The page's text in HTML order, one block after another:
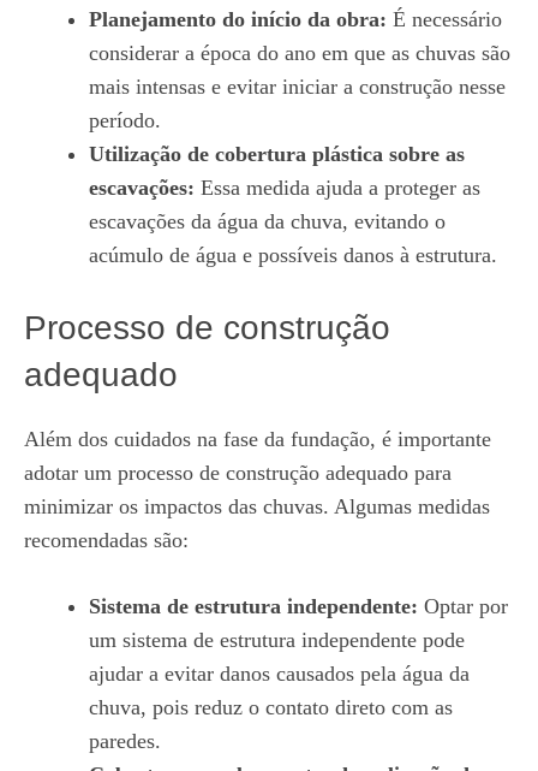
Planejamento do início da obra: É necessário
considerar a época do ano em que as chuvas são
mais intensas e evitar iniciar a construção nesse
período.
Utilização de cobertura plástica sobre as
escavações: Essa medida ajuda a proteger as
escavações da água da chuva, evitando o
acúmulo de água e possíveis danos à estrutura.
Processo de construção
adequado
Além dos cuidados na fase da fundação, é importante
adotar um processo de construção adequado para
minimizar os impactos das chuvas. Algumas medidas
recomendadas são:
Sistema de estrutura independente: Optar por
um sistema de estrutura independente pode
ajudar a evitar danos causados pela água da
chuva, pois reduz o contato direto com as
paredes.